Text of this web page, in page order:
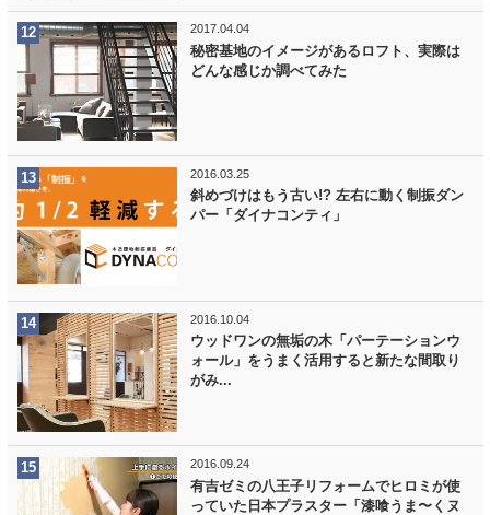
2017.04.04
秘密基地のイメージがあるロフト、実際は
どんな感じか調べてみた
2016.03.25
斜めづけはもう古い!? 左右に動く制振ダン
パー「ダイナコンティ」
2016.10.04
ウッドワンの無垢の木「パーテーションウ
ォール」をうまく活用すると新たな間取り
がみ...
2016.09.24
有吉ゼミの八王子リフォームでヒロミが使
っていた日本プラスター「漆喰うま〜くヌ